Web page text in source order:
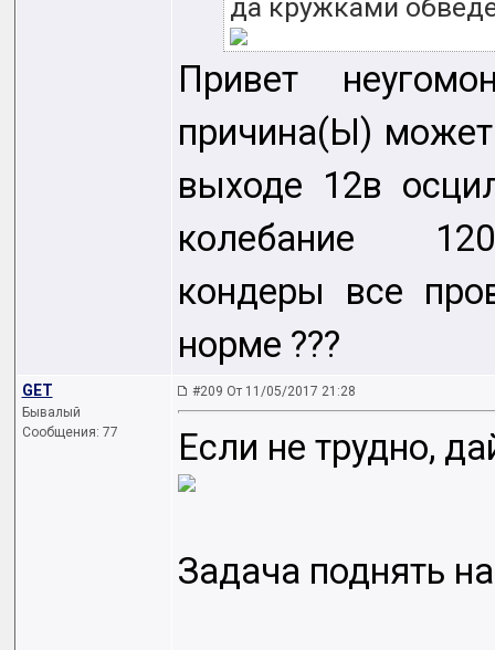
да кружками
Привет
причина(Ы)
выходе 12в
колебание
кондеры все
норме ???
GET
Бывалый
Сообщения: 77
#209 От 11/05/2017 21:28
Если не трудно,
Задача поднять